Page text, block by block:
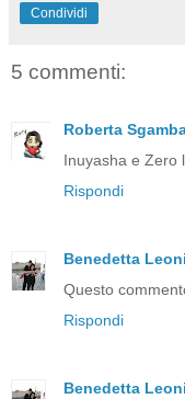
Condividi
5 commenti:
Roberta
Inuyasha e Zero
Rispondi
Benedetta Leoni
Questo
Rispondi
Benedetta Leoni